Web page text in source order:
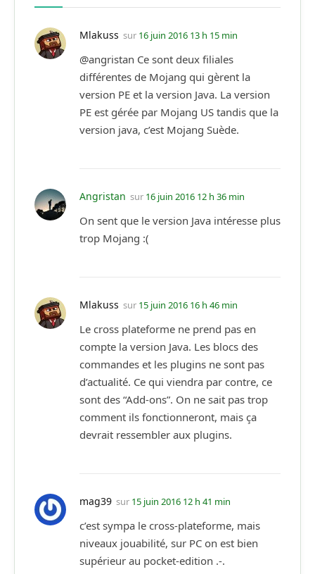
Mlakuss sur 16 juin 2016 13 h 15 min
@angristan Ce sont deux filiales
différentes de Mojang qui gèrent la
version PE et la version Java. La version
PE est gérée par Mojang US tandis que la
version java, c’est Mojang Suède.
Angristan sur 16 juin 2016 12 h 36 min
On sent que le version Java intéresse plus
trop Mojang :(
Mlakuss sur 15 juin 2016 16 h 46 min
Le cross plateforme ne prend pas en
compte la version Java. Les blocs des
commandes et les plugins ne sont pas
d’actualité. Ce qui viendra par contre, ce
sont des “Add-ons”. On ne sait pas trop
comment ils fonctionneront, mais ça
devrait ressembler aux plugins.
mag39 sur 15 juin 2016 12 h 41 min
c’est sympa le cross-plateforme, mais
niveaux jouabilité, sur PC on est bien
supérieur au pocket-edition .-.